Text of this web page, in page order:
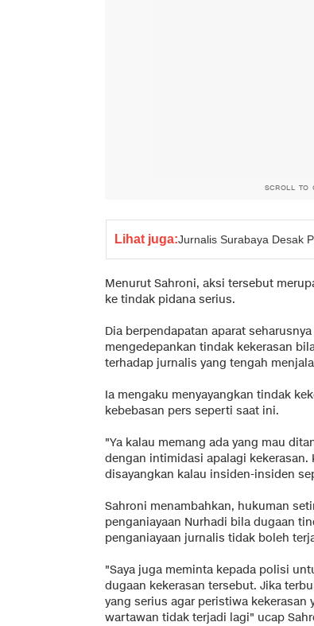
SCROLL TO
Lihat juga:Jurnalis Surabaya Desak
Menurut Sahroni, aksi tersebut
ke tindak pidana serius.
Dia berpendapatan aparat
mengedepankan tindak kekerasan
terhadap jurnalis yang tengah
Ia mengaku menyayangkan tindak
kebebasan pers seperti saat ini.
"Ya kalau memang ada yang mau
dengan intimidasi apalagi
disayangkan kalau insiden-insiden
Sahroni menambahkan, hukuman
penganiayaan Nurhadi bila dugaan
penganiayaan jurnalis tidak boleh
"Saya juga meminta kepada polisi
dugaan kekerasan tersebut. Jika
yang serius agar peristiwa kekerasan
wartawan tidak terjadi lagi" ucap